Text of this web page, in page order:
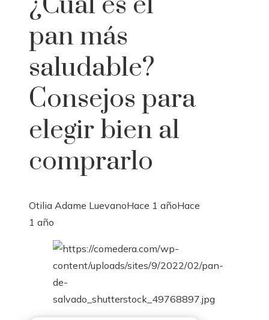
pan más
saludable?
Consejos para
elegir bien al
comprarlo
Otilia Adame LuevanoHace 1 añoHace
1 año